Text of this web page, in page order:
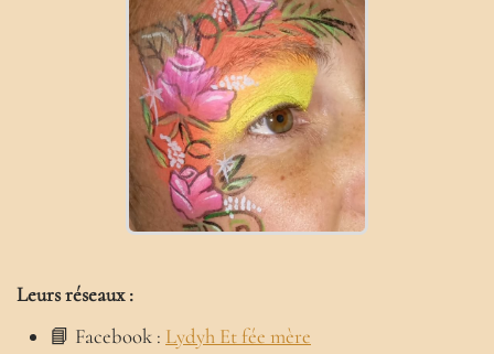
Leurs réseaux :
📘 Facebook : Lydyh Et fée mère